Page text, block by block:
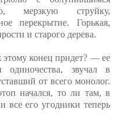
мерзкую струйку,
перекрытие. Горькая,
и старого дерева.
конец придет? — ее
звучал в
от всего монолог.
начался, то ли там, в
все его угодники теперь